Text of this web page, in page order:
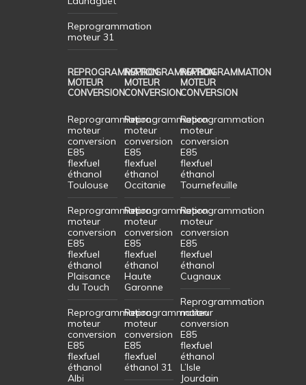
Reprogrammation
moteur 31
REPROGRAMMATION
MOTEUR
CONVERSION
Reprogrammation
moteur
conversion
E85
flexfuel
éthanol
Toulouse
Reprogrammation
moteur
conversion
E85
flexfuel
éthanol
Plaisance
du Touch
Reprogrammation
moteur
conversion
E85
flexfuel
éthanol
Albi
REPROGRAMMATION
MOTEUR
CONVERSION
Reprogrammation
moteur
conversion
E85
flexfuel
éthanol
Occitanie
Reprogrammation
moteur
conversion
E85
flexfuel
éthanol
Haute
Garonne
Reprogrammation
moteur
conversion
E85
flexfuel
éthanol 31
REPROGRAMMATION
MOTEUR
CONVERSION
Reprogrammation
moteur
conversion
E85
flexfuel
éthanol
Tournefeuille
Reprogrammation
moteur
conversion
E85
flexfuel
éthanol
Cugnaux
Reprogrammation
moteur
conversion
E85
flexfuel
éthanol
L’Isle
Jourdain